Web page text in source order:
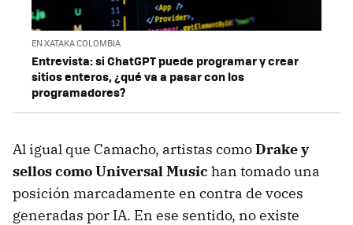
EN XATAKA COLOMBIA
Entrevista: si ChatGPT puede programar y crear
sitios enteros, ¿qué va a pasar con los
programadores?
Al igual que Camacho, artistas comoDrake y
sellos como Universal Music han tomado una
posición marcadamente en contra de voces
generadas por IA. En ese sentido, no existe